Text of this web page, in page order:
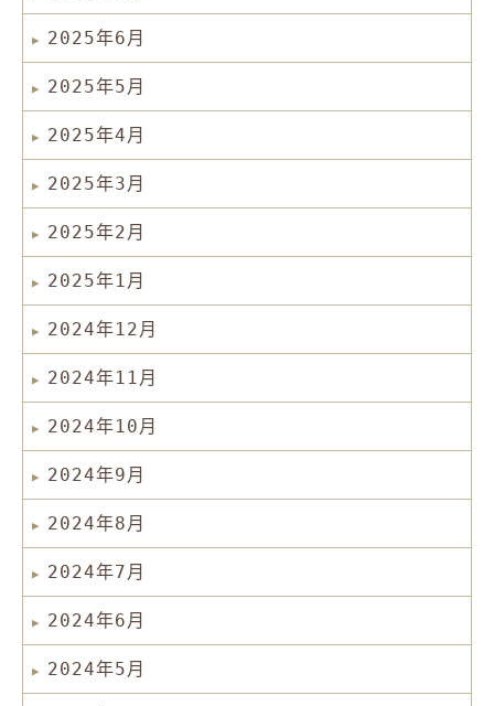
2025年6月
2025年5月
2025年4月
2025年3月
2025年2月
2025年1月
2024年12月
2024年11月
2024年10月
2024年9月
2024年8月
2024年7月
2024年6月
2024年5月